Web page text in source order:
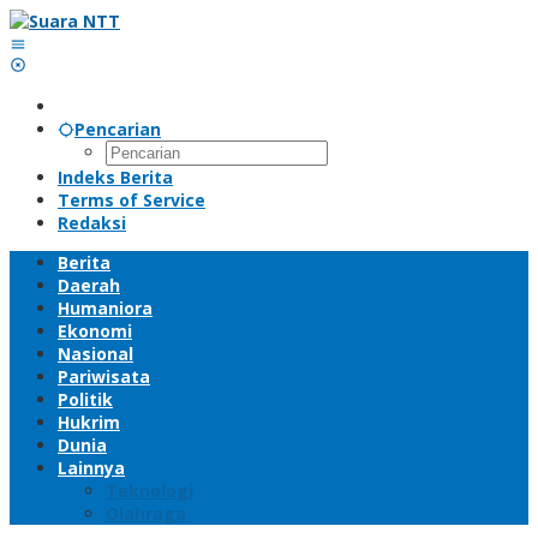
Lewati
ke
konten
Pencarian
Indeks Berita
Terms of Service
Redaksi
Berita
Daerah
Humaniora
Ekonomi
Nasional
Pariwisata
Politik
Hukrim
Dunia
Lainnya
Teknologi
Olahraga